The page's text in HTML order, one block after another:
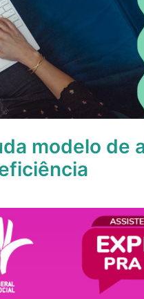
modelo de